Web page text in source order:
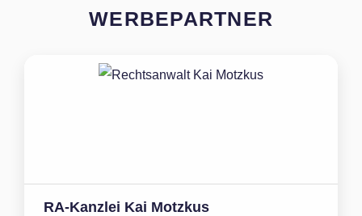
WERBEPARTNER
RA-Kanzlei Kai Motzkus